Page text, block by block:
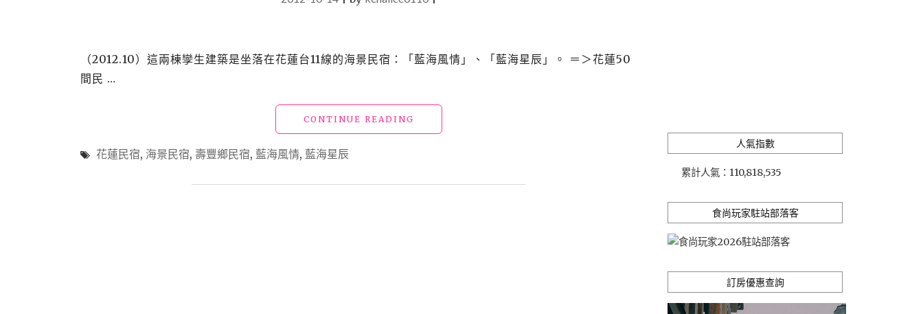
（2012.10）這兩棟孿生建築是坐落在花蓮台11線的海景民宿：「藍海風情」、「藍海星辰」。 ＝＞花蓮50
間民 …
CONTINUE READING
蓮
花蓮民宿, 海景民宿, 壽豐鄉民宿, 藍海風情, 藍海星辰
人氣指數
累計人氣： 110,818,535
食尚玩家駐站部落客
訂房優惠查詢